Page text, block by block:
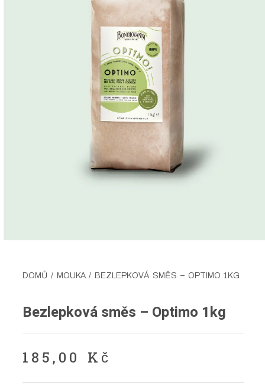
DOMŮ / MOUKA/ BEZLEPKOVÁ SMĚS – OPTIMO 1KG
Bezlepková směs – Optimo 1kg
185,00 Kč